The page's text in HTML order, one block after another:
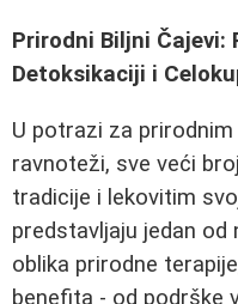
Prirodni Biljni Čajevi:
Detoksikaciji i
U potrazi za
ravnoteži, sve veći
tradicije i lekovitim
predstavljaju jedan od
oblika prirodne
benefita - od podrške